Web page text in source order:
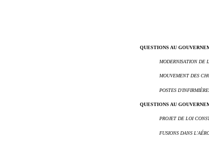
QUESTIONS AU
MODERNISATION DE
MOUVEMENT DES
POSTES
QUESTIONS AU
PROJET DE LOI
FUSIONS DANS